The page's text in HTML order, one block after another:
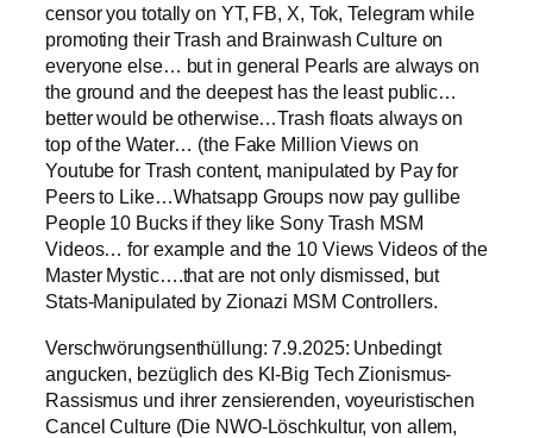
censor you totally on YT, FB, X, Tok, Telegram while
promoting their Trash and Brainwash Culture on
everyone else… but in general Pearls are always on
the ground and the deepest has the least public…
better would be otherwise…Trash floats always on
top of the Water… (the Fake Million Views on
Youtube for Trash content, manipulated by Pay for
Peers to Like…Whatsapp Groups now pay gullibe
People 10 Bucks if they like Sony Trash MSM
Videos… for example and the 10 Views Videos of the
Master Mystic….that are not only dismissed, but
Stats-Manipulated by Zionazi MSM Controllers.
Verschwörungsenthüllung: 7.9.2025: Unbedingt
angucken, bezüglich des KI-Big Tech Zionismus-
Rassismus und ihrer zensierenden, voyeuristischen
Cancel Culture (Die NWO-Löschkultur, von allem,